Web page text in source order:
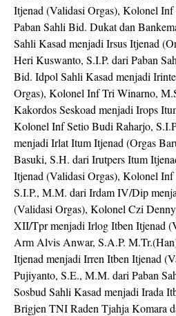
Itjenad (Validasi Orgas), Kolonel Inf
Paban Sahli Bid. Dukat dan
Sahli Kasad menjadi Irsus Itjenad
Heri Kuswanto, S.I.P. dari Paban
Bid. Idpol Sahli Kasad menjadi
Orgas), Kolonel Inf Tri Winarno,
Kakordos Seskoad menjadi Irops
Kolonel Inf Setio Budi Raharjo,
menjadi Irlat Itum Itjenad (Orgas
Basuki, S.H. dari Irutpers Itum
Itjenad (Validasi Orgas), Kolonel
S.I.P., M.M. dari Irdam IV/Dip
(Validasi Orgas), Kolonel Czi
XII/Tpr menjadi Irlog Itben Itjenad
Arm Alvis Anwar, S.A.P.
Itjenad menjadi Irren Itben Itjenad
Pujiyanto, S.E., M.M. dari Paban
Sosbud Sahli Kasad menjadi Irada
Brigjen TNI Raden Tjahja Komara